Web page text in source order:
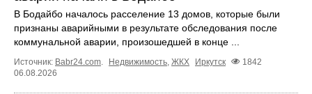
В Бодайбо началось расселение 13 домов, которые были
признаны аварийными в результате обследования после
коммунальной аварии, произошедшей в конце ...
Источник: Babr24.com Недвижимость ЖКХ Иркутск
1842
06.08.2026